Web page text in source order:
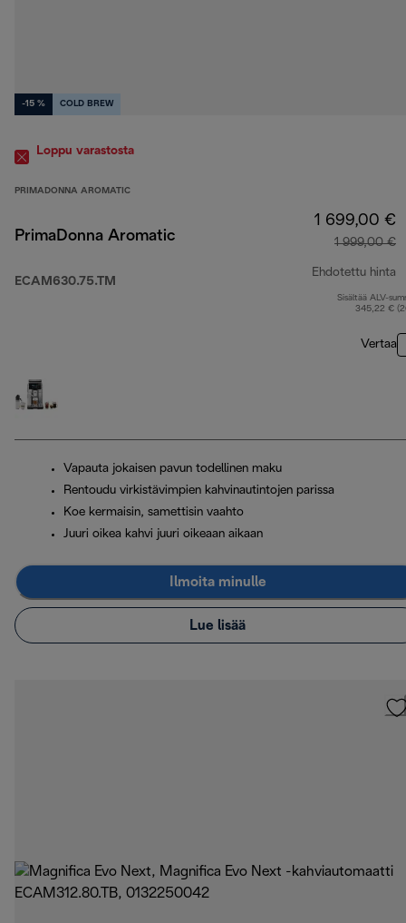
-15 % COLD BREW
Loppu varastosta
PRIMADONNA AROMATIC
PrimaDonna Aromatic
ECAM630.75.TM
1 699,00 €
1 999,00 €
Ehdotettu hinta
Sisältää ALV-
345,22 €
Vertaa
Vapauta jokaisen pavun todellinen maku
Rentoudu virkistävimpien kahvinautintojen parissa
Koe kermaisin, samettisin vaahto
Juuri oikea kahvi juuri oikeaan aikaan
Ilmoita minulle
Lue lisää